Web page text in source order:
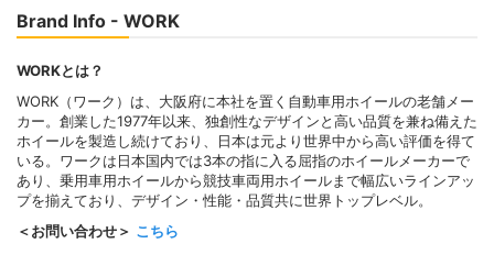
Brand Info - WORK
WORKとは？
WORK（ワーク）は、大阪府に本社を置く自動車用ホイールの老舗メー
カー。創業した1977年以来、独創性なデザインと高い品質を兼ね備えた
ホイールを製造し続けており、日本は元より世界中から高い評価を得て
いる。ワークは日本国内では3本の指に入る屈指のホイールメーカーで
あり、乗用車用ホイールから競技車両用ホイールまで幅広いラインアッ
プを揃えており、デザイン・性能・品質共に世界トップレベル。
＜お問い合わせ＞ こちら